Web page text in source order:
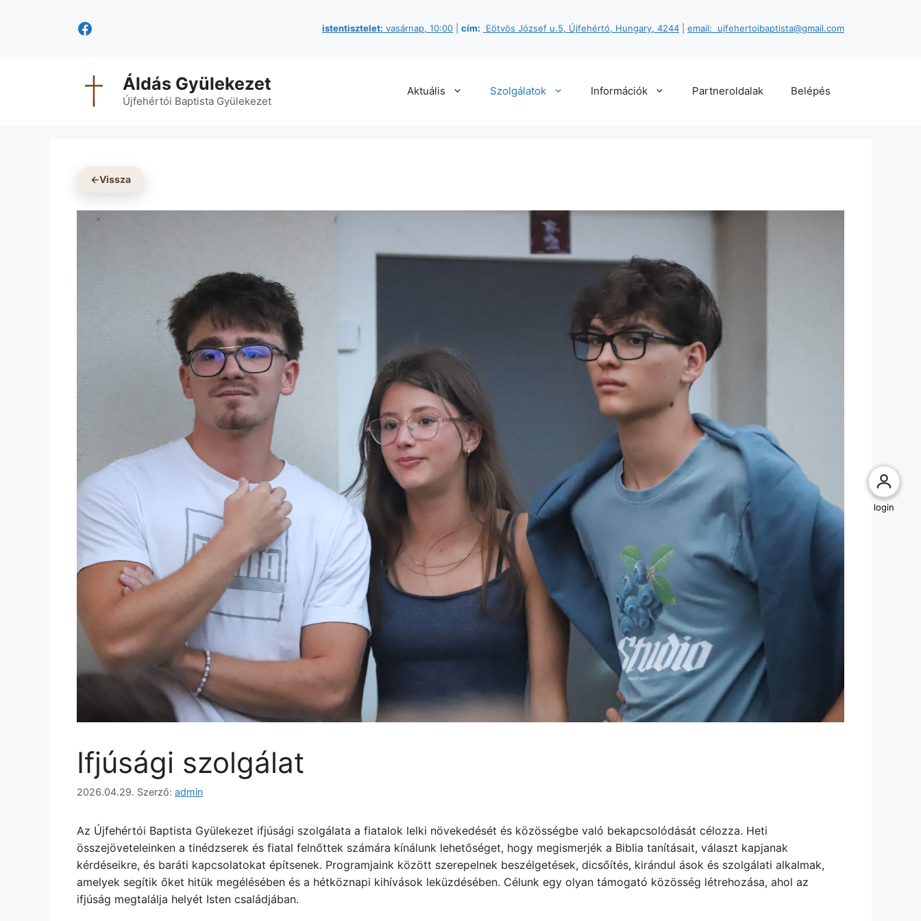
istentisztelet: vasárnap, 10:00 cím: Eötvös József u.5, Újfehértó, Hungary, 4244 email: ujfehertoibaptista@gmail.com
Facebook
Áldás Gyülekezet
Újfehértói Baptista Gyülekezet
Aktuális Szolgálatok Információk Partneroldalak Belépés
←Vissza
Ifjúsági szolgálat
2026.04.29. Szerző: admin
Az Újfehértói Baptista Gyülekezet ifjúsági szolgálata a fiatalok lelki növekedését és közösségbe való bekapcsolódását célozza. Heti
összejöveteleinken a tinédzserek és fiatal felnőttek számára kínálunk lehetőséget, hogy megismerjék a Biblia tanításait, választ kapjanak
kérdéseikre, és baráti kapcsolatokat építsenek. Programjaink között szerepelnek beszélgetések, dicsőítés, kirándul ások és szolgálati alkalmak,
amelyek segítik őket hitük megélésében és a hétköznapi kihívások leküzdésében. Célunk egy olyan támogató közösség létrehozása, ahol az
ifjúság megtalálja helyét Isten családjában.
Újfehértói Baptista Áldás Gyülekezet Ifjúsági
Szolgálat
login